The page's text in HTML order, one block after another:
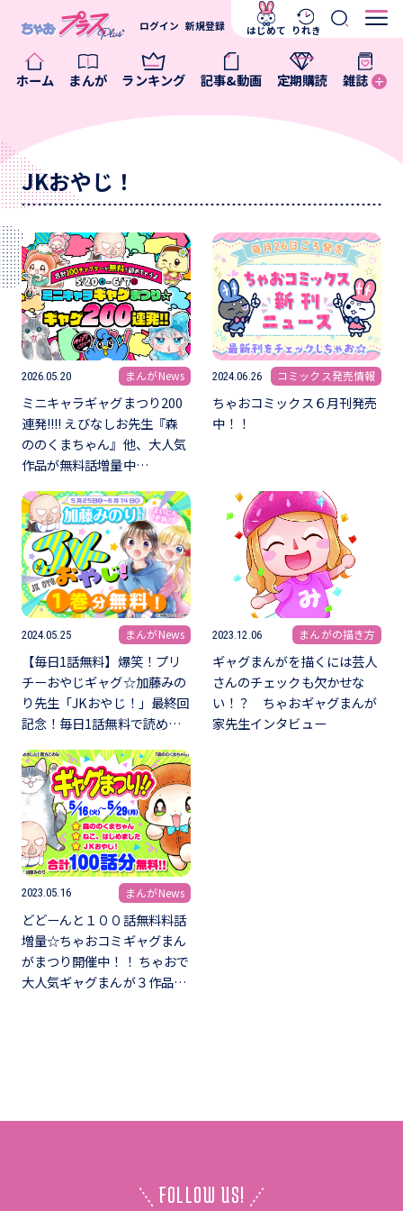
ホーム まんが ランキング 記事&動画 定期購読 雑誌
ログイン 新規登録 はじめて りれき
JKおやじ！
2026.05.20 まんがNews
ミニキャラギャグまつり200
連発!!!! えびなしお先生『森
ののくまちゃん』他、大人気
作品が無料話増量中…
2024.06.26 コミックス発売情報
ちゃおコミックス６月刊発売
中！！
2024.05.25 まんがNews
【毎日1話無料】爆笑！プリ
チーおやじギャグ☆加藤みの
り先生「JKおやじ！」最終回
記念！毎日1話無料で読め…
2023.12.06 まんがの描き方
ギャグまんがを描くには芸人
さんのチェックも欠かせな
い！？ ちゃおギャグまんが
家先生インタビュー
2023.05.16 まんがNews
どどーんと１００話無料料話
増量☆ちゃおコミギャグまん
がまつり開催中！！ ちゃおで
大人気ギャグまんが３作品…
FOLLOW US!